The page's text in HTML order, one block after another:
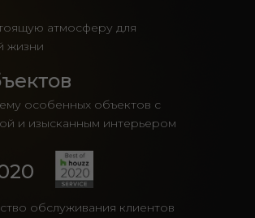
атмосферу для
жизни
особенных объектов с
и изысканным интерьером
обслуживания клиентов